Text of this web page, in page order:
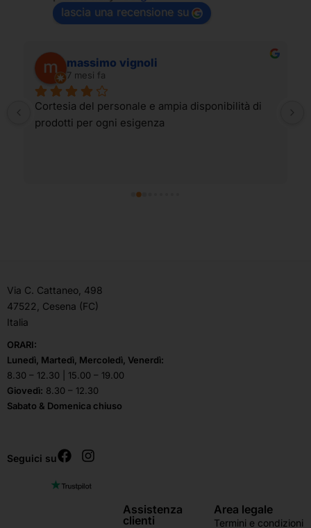
lascia una recensione su
massimo vignoli
7 mesi fa
Cortesia del personale e ampia disponibilità di
prodotti per ogni esigenza
Via C. Cattaneo, 498
47522, Cesena (FC)
Italia
ORARI:
Lunedì, Martedì, Mercoledì, Venerdì:
8.30 – 12.30 | 15.00 – 19.00
Giovedì: 8.30 – 12.30
Sabato & Domenica chiuso
Seguici su
Assistenza
clienti
Area legale
Termini e condizioni